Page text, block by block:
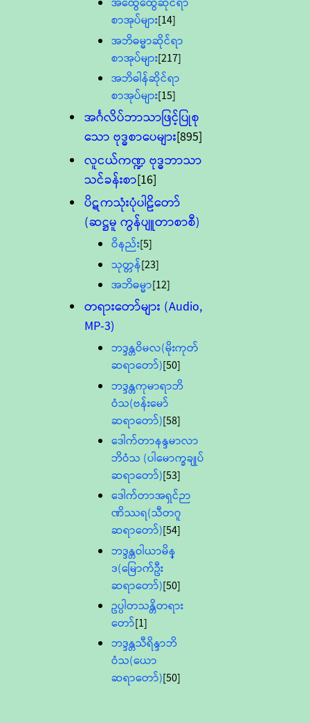
စာအုပ်များ[14]
အဘိဓမ္မာဆိုင်ရာ
စာအုပ်များ[217]
အဘိဓါန်ဆိုင်ရာ
စာအုပ်များ[15]
အင်္ဂလိပ်ဘာသာဖြင့်ပြုစု
သော ဗုဒ္ဓစာပေများ[895]
လူငယ်ကဏ္ဍ ဗုဒ္ဓဘာသာ
သင်ခန်းစာ[16]
ပိဋကသုံးပုံပါဠိတော်
(ဆဋ္ဌမူ ကွန်ပျူတာစာစီ)
ဝိနည်း[5]
သုတ္တန်[23]
အဘိဓမ္မာ[12]
တရားတော်များ (Audio,
MP-3)
ဘဒ္ဒန္တဝိမလ(မိုးကုတ်
ဆရာတော်)[50]
ဘဒ္ဒန္တကုမာရာဘိ
ဝံသ(ဗန်းမော်
ဆရာတော်)[58]
ဒေါက်တာနန္ဒမာလာ
ဘိဝံသ (ပါမောက္ခချုပ်
ဆရာတော်)[53]
ဒေါက်တာအရှင်ဉာ
ဏိဿရ(သီတဂူ
ဆရာတော်)[54]
ဘဒ္ဒန္တဝါယာမိန္
ဒ(မြောက်ဦး
ဆရာတော်)[50]
ဥပ္ပါတသန္တိတရား
တော်[1]
ဘဒ္ဒန္တသီရိန္ဒာဘိ
ဝံသ(ယော
ဆရာတော်)[50]